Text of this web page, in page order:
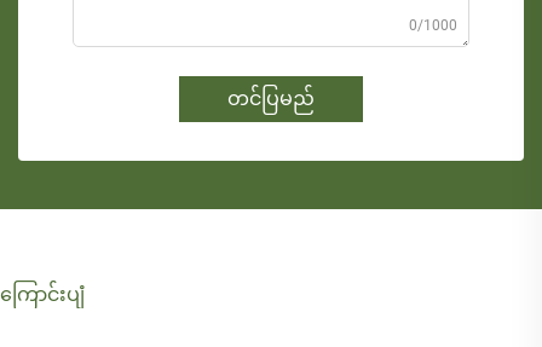
0/1000
တင်ပြမည်
ကြောင်းပျံ